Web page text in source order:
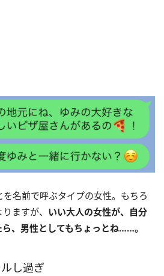
名前で呼ぶタイプの女性。もちろ
ますが、 いい大人の女性が、自分
、男性としてもちょっとね……。
し過ぎ